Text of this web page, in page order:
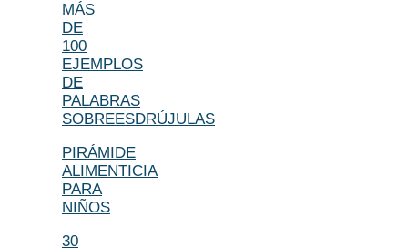
MÁS
DE
100
EJEMPLOS
DE
PALABRAS
SOBREESDRÚJULAS
PIRÁMIDE
ALIMENTICIA
PARA
NIÑOS
30